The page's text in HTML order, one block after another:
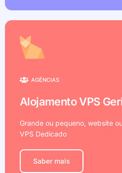
AGÊNCIAS
Alojamento VPS
Grande ou pequeno, website
VPS Dedicado
Saber mais